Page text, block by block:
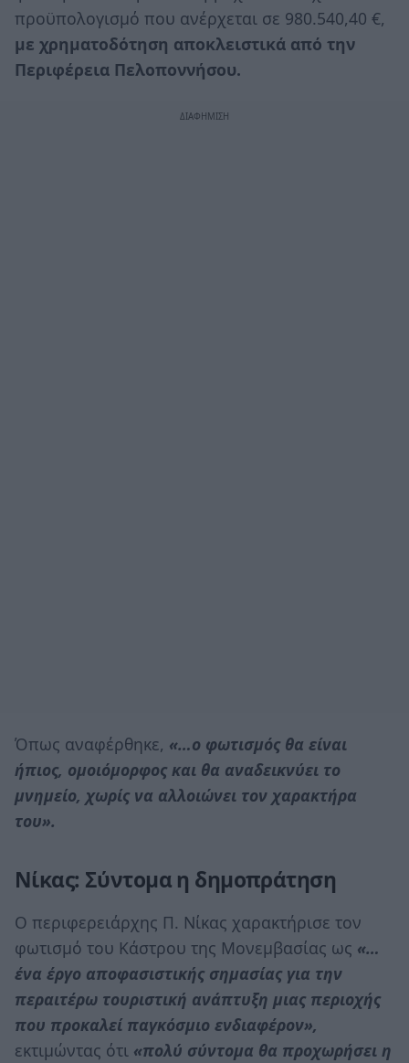
προϋπολογισμό που ανέρχεται σε 980.540,40 €,
με χρηματοδότηση αποκλειστικά από την
Περιφέρεια Πελοποννήσου.
Όπως αναφέρθηκε, «…ο φωτισμός θα είναι
ήπιος, ομοιόμορφος και θα αναδεικνύει το
μνημείο, χωρίς να αλλοιώνει τον χαρακτήρα
του».
Νίκας: Σύντομα η δημοπράτηση
Ο περιφερειάρχης Π. Νίκας χαρακτήρισε τον
φωτισμό του Κάστρου της Μονεμβασίας ως «…
ένα έργο αποφασιστικής σημασίας για την
περαιτέρω τουριστική ανάπτυξη μιας περιοχής
που προκαλεί παγκόσμιο ενδιαφέρον»,
εκτιμώντας ότι «πολύ σύντομα θα προχωρήσει η